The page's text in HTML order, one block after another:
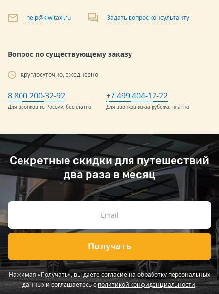
help@kiwitaxi.ru Задать вопрос консультанту
Вопрос по существующему заказу
Круглосуточно, ежедневно
8 800 200-32-92
Для звонков из России, бесплатно
+7 499 404-12-22
Для звонков из-за рубежа, платно
Секретные скидки для путешествий
два раза в месяц
Получать
Нажимая «Получать», вы даете согласие на обработку персональных
данных и соглашаетесь сполитикой конфиденциальности.